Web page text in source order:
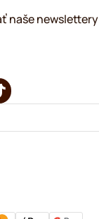
naše newslettery